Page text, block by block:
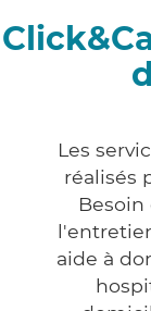
Les
réalisés
aide à